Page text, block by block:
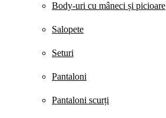
Body-uri cu mâneci și picioare
Salopete
Seturi
Pantaloni
Pantaloni scurți